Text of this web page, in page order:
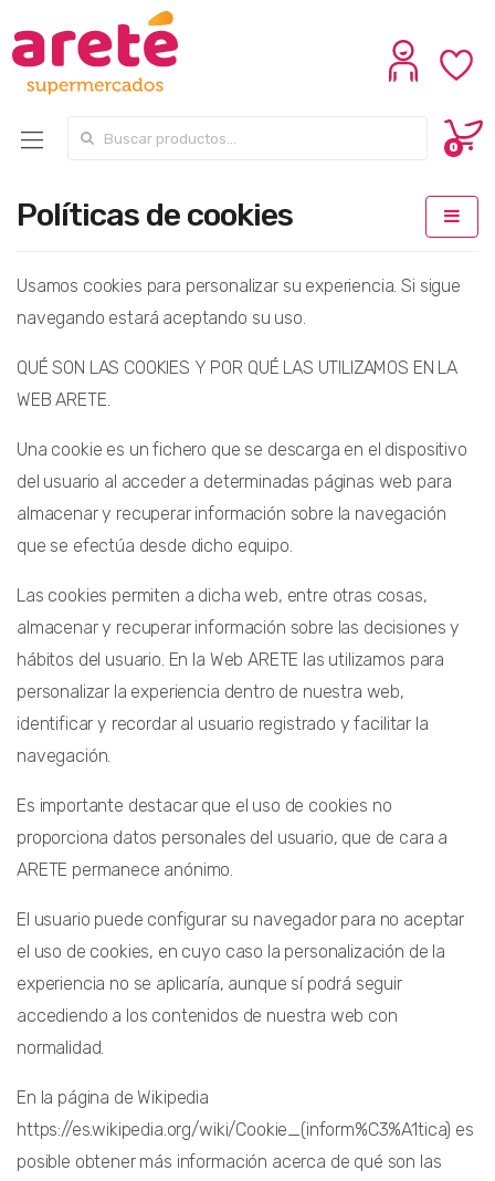
Search for:
0
Políticas de cookies
Usamos cookies para personalizar su experiencia. Si sigue
navegando estará aceptando su uso.
QUÉ SON LAS COOKIES Y POR QUÉ LAS UTILIZAMOS EN LA
WEB ARETE.
Una cookie es un fichero que se descarga en el dispositivo
del usuario al acceder a determinadas páginas web para
almacenar y recuperar información sobre la navegación
que se efectúa desde dicho equipo.
Las cookies permiten a dicha web, entre otras cosas,
almacenar y recuperar información sobre las decisiones y
hábitos del usuario. En la Web ARETE las utilizamos para
personalizar la experiencia dentro de nuestra web,
identificar y recordar al usuario registrado y facilitar la
navegación.
Es importante destacar que el uso de cookies no
proporciona datos personales del usuario, que de cara a
ARETE permanece anónimo.
El usuario puede configurar su navegador para no aceptar
el uso de cookies, en cuyo caso la personalización de la
experiencia no se aplicaría, aunque sí podrá seguir
accediendo a los contenidos de nuestra web con
normalidad.
En la página de Wikipedia
https://es.wikipedia.org/wiki/Cookie_(inform%C3%A1tica) es
posible obtener más información acerca de qué son las